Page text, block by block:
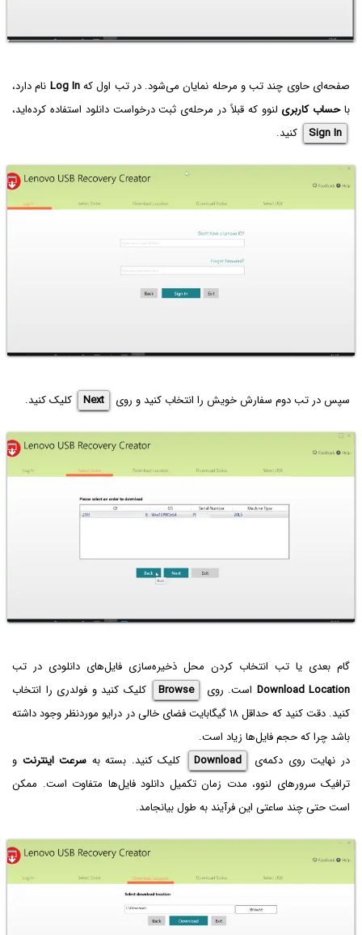
صفحه‌ای حاوی چند تب و مرحله نمایان می‌شود. در تب اول کهLog In نام دارد،
باحساب کاربری لنوو که قبلاً در مرحله‌ی ثبت درخواست دانلود استفاده کرده‌اید،
Sign In
کنید.
سپس در تب دوم سفارش خویش را انتخاب کنید و روی Next کلیک کنید.
گام بعدی یا تب انتخاب کردن محل ذخیره‌سازی فایل‌های دانلودی در تب
Download Location است. روی Browse
کلیک کنید و فولدری را انتخاب
کنید. دقت کنید که حداقل ۱۸ گیگابایت فضای خالی در درایو موردنظر وجود داشته
باشد چرا که حجم فایل‌ها زیاد است.
در نهایت روی دکمه‌ی
Download کلیک کنید. بسته به سرعت اینترنت و
ترافیک سرورهای لنوو، مدت زمان تکمیل دانلود فایل‌ها متفاوت است. ممکن
است حتی چند ساعتی این فرآیند به طول بیانجامد.